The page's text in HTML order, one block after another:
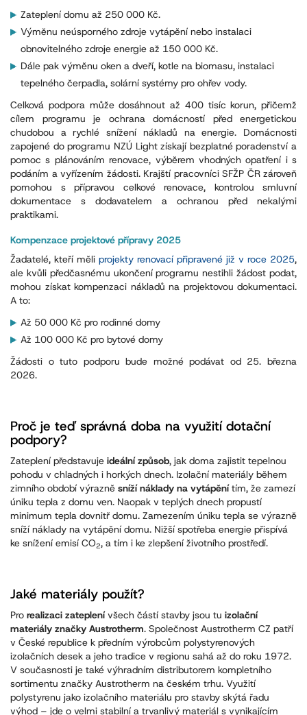
Zateplení domu až 250 000 Kč.
Výměnu neúsporného zdroje vytápění nebo instalaci
obnovitelného zdroje energie až 150 000 Kč.
Dále pak výměnu oken a dveří, kotle na biomasu, instalaci
tepelného čerpadla, solární systémy pro ohřev vody.
Celková podpora může dosáhnout až 400 tisíc korun, přičemž
cílem programu je ochrana domácností před energetickou
chudobou a rychlé snížení nákladů na energie. Domácnosti
zapojené do programu NZÚ Light získají bezplatné poradenství a
pomoc s plánováním renovace, výběrem vhodných opatření i s
podáním a vyřízením žádosti. Krajští pracovníci SFŽP ČR zároveň
pomohou s přípravou celkové renovace, kontrolou smluvní
dokumentace s dodavatelem a ochranou před nekalými
praktikami.
Kompenzace projektové přípravy 2025
Žadatelé, kteří měli projekty renovací připravené již v roce 2025,
ale kvůli předčasnému ukončení programu nestihli žádost podat,
mohou získat kompenzaci nákladů na projektovou dokumentaci.
A to:
Až 50 000 Kč pro rodinné domy
Až 100 000 Kč pro bytové domy
Žádosti o tuto podporu bude možné podávat od 25. března
2026.
Proč je teď správná doba na využití dotační
podpory?
Zateplení představuje ideální způsob, jak doma zajistit tepelnou
pohodu v chladných i horkých dnech. Izolační materiály během
zimního období výrazně sníží náklady na vytápěnítím, že zamezí
úniku tepla z domu ven. Naopak v teplých dnech propustí
minimum tepla dovnitř domu. Zamezením úniku tepla se výrazně
sníží náklady na vytápění domu. Nižší spotřeba energie přispívá
ke snížení emisí CO2, a tím i ke zlepšení životního prostředí.
Jaké materiály použít?
Pro realizaci zateplenívšech částí stavby jsou tu izolační
materiály značky Austrotherm. Společnost Austrotherm CZ patří
v České republice k předním výrobcům polystyrenových
izolačních desek a jeho tradice v regionu sahá až do roku 1972.
V současnosti je také výhradním distributorem kompletního
sortimentu značky Austrotherm na českém trhu. Využití
polystyrenu jako izolačního materiálu pro stavby skýtá řadu
výhod – jde o velmi stabilní a trvanlivý materiál s vynikajícím